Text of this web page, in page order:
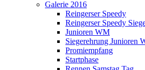
Galerie 2016
Reingerser Speedy
Reingerser Speedy
Junioren WM
Siegerehrung Junioren
Promiempfang
Startphase